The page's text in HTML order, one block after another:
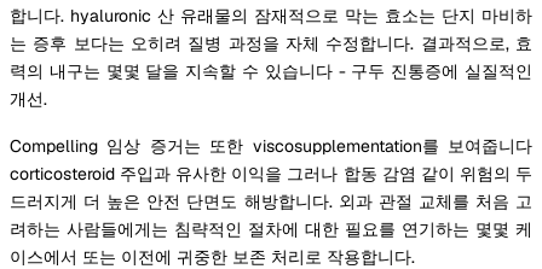
합니다. hyaluronic 산 유래물의 잠재적으로 막는 효소는 단지 마비하
는 증후 보다는 오히려 질병 과정을 자체 수정합니다. 결과적으로, 효
력의 내구는 몇몇 달을 지속할 수 있습니다 - 구두 진통증에 실질적인
개선.
Compelling 임상 증거는 또한 viscosupplementation를 보여줍니다
corticosteroid 주입과 유사한 이익을 그러나 합동 감염 같이 위험의 두
드러지게 더 높은 안전 단면도 해방합니다. 외과 관절 교체를 처음 고
려하는 사람들에게는 침략적인 절차에 대한 필요를 연기하는 몇몇 케
이스에서 또는 이전에 귀중한 보존 처리로 작용합니다.